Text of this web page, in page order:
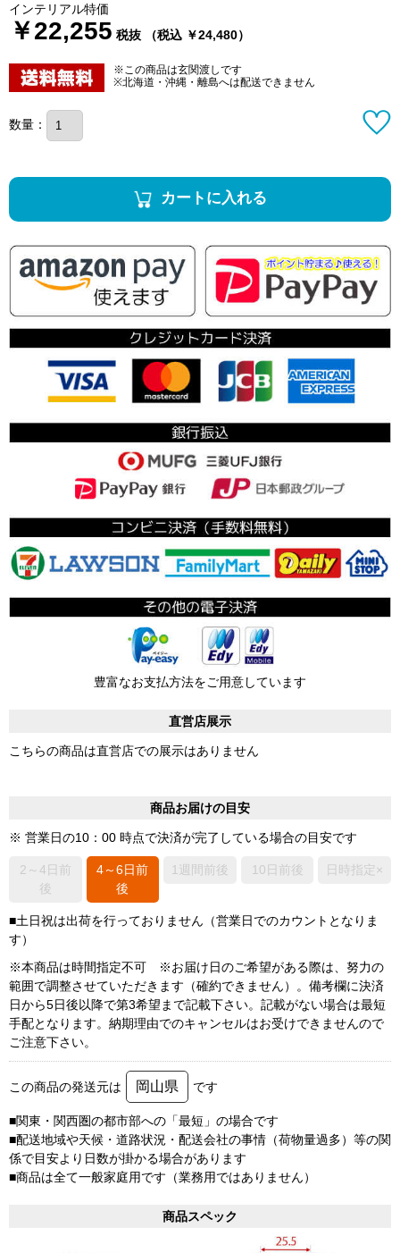
インテリアル特価
￥22,255 税抜 （税込 ￥24,480）
※この商品は玄関渡しです
※北海道・沖縄・離島へは配送できません
数量：
カートに入れる
豊富なお支払方法をご用意しています
直営店展示
こちらの商品は直営店での展示はありません
商品お届けの目安
※ 営業日の10：00 時点で決済が完了している場合の目安です
2～4日前
後
4～6日前
後
1週間前後 10日前後 日時指定×
■土日祝は出荷を行っておりません（営業日でのカウントとなりま
す）
※本商品は時間指定不可 ※お届け日のご希望がある際は、努力の
範囲で調整させていただきます（確約できません）。備考欄に決済
日から5日後以降で第3希望まで記載下さい。記載がない場合は最短
手配となります。納期理由でのキャンセルはお受けできませんので
ご注意下さい。
この商品の発送元は 岡山県 です
■関東・関西圏の都市部への「最短」の場合です
■配送地域や天候・道路状況・配送会社の事情（荷物量過多）等の関
係で目安より日数が掛かる場合があります
■商品は全て一般家庭用です（業務用ではありません）
商品スペック